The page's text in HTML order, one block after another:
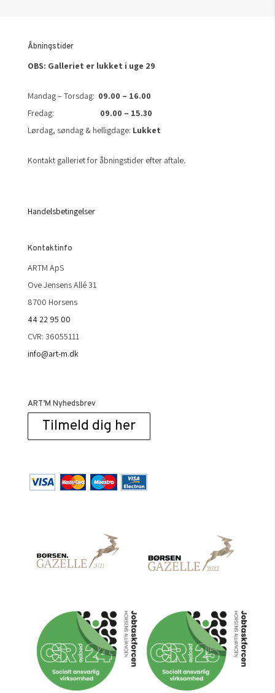
Åbningstider
OBS: Galleriet er lukket i uge 29
Mandag – Torsdag: 09.00 – 16.00
Fredag: 09.00 – 15.30
Lørdag, søndag & helligdage: Lukket
Kontakt galleriet for åbningstider efter aftale.
Handelsbetingelser
Kontaktinfo
ARTM ApS
Ove Jensens Allé 31
8700 Horsens
44 22 95 00
CVR: 36055111
info@art-m.dk
ART’M Nyhedsbrev
Tilmeld dig her